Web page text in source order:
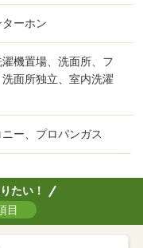
ーホン
機置場、洗面所、フ
面所独立、室内洗濯
ー、プロパンガス
たい！
目